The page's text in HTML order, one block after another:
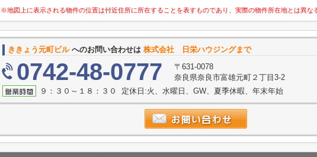
※地図上に表示される物件の位置は付近住所に所在することを表すものであり、実際の物件所在地とは異な
ききょう元町ビルへのお問い合わせは 株式会社 日栄ハウジングまで
0742-48-0777
〒631-0078
奈良県奈良市富雄元町２丁目3-2
９：３０～１８：３０ 定休日:火、水曜日、GW、夏季休暇、年末年始